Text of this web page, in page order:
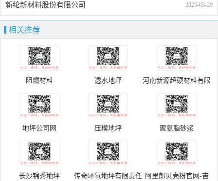
2025-03-29
新纶新材料股份有限公司
相关推荐
阻燃材料 透水地坪 河南新源超硬材料有限
公司
地坪公司网 压模地坪 聚氨脂砂浆
长沙锦秀地坪 传奇环氧地坪有限责任 阿里郎贝壳粉官网-吉